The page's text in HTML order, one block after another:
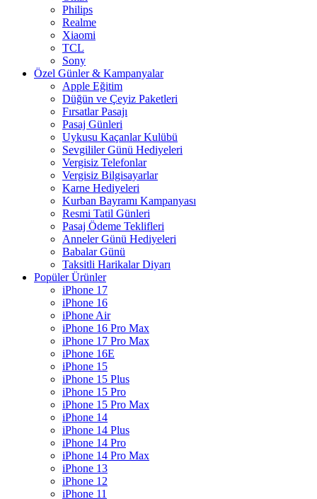
Philips
Realme
Xiaomi
TCL
Sony
Özel Günler & Kampanyalar
Apple Eğitim
Düğün ve Çeyiz Paketleri
Fırsatlar Pasajı
Pasaj Günleri
Uykusu Kaçanlar Kulübü
Sevgililer Günü Hediyeleri
Vergisiz Telefonlar
Vergisiz Bilgisayarlar
Karne Hediyeleri
Kurban Bayramı Kampanyası
Resmi Tatil Günleri
Pasaj Ödeme Teklifleri
Anneler Günü Hediyeleri
Babalar Günü
Taksitli Harikalar Diyarı
Popüler Ürünler
iPhone 17
iPhone 16
iPhone Air
iPhone 16 Pro Max
iPhone 17 Pro Max
iPhone 16E
iPhone 15
iPhone 15 Plus
iPhone 15 Pro
iPhone 15 Pro Max
iPhone 14
iPhone 14 Plus
iPhone 14 Pro
iPhone 14 Pro Max
iPhone 13
iPhone 12
iPhone 11